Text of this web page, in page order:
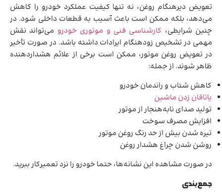
تعویض دیرهنگام روغن، نه تنها کیفیت عملکرد خودرو را کاهش
می‌دهد، بلکه ممکن است باعث آسیب به قطعات داخلی شود. در
چنین شرایطی، کارشناسی فنی و موتوری خودرو می‌تواند نقش
مهمی در تشخیص زودهنگام ایرادات داشته باشد. در صورت تأخیر
در تعویض روغن موتور، ممکن است برخی از علائم هشداردهنده
ظاهر شوند. از جمله:
کاهش شتاب و راندمان خودرو
یاتاقان زدن ماشین
تولید صدای نابه‌هنجار از موتور
افزایش مصرف سوخت
تیره شدن بیش از حد رنگ روغن موتور
روشن شدن چراغ هشدار روغن
در صورت مشاهده این نشانه‌ها، حتما خودرو را نزد تعمیرکار ببرید.
جمع‌بندی